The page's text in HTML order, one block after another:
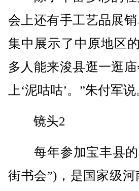
会上还有手工艺品展
集中展示了中原地区
多人能来浚县逛一逛
上‘泥咕咕’。”朱付军说
镜头2
每年参加宝丰县的
街书会”)，是国家级